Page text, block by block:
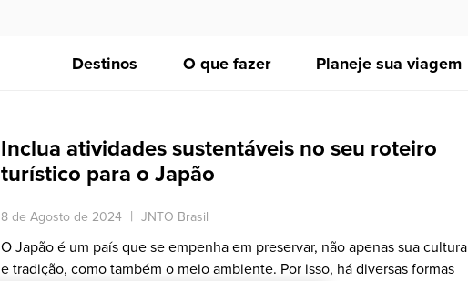
Destinos O que fazer Planeje sua viagem
Inclua atividades sustentáveis no seu roteiro
turístico para o Japão
8 de Agosto de 2024 JNTO Brasil
O Japão é um país que se empenha em preservar, não apenas sua cultura
e tradição, como também o meio ambiente. Por isso, há diversas formas